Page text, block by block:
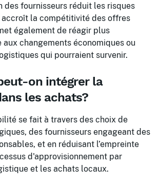
des fournisseurs réduit les risques
la compétitivité des offres
également de réagir plus
changements économiques ou
qui pourraient survenir.
on intégrer la
les achats?
se fait à travers des choix de
des fournisseurs engageant des
et en réduisant l’empreinte
d'approvisionnement par
et les achats locaux.